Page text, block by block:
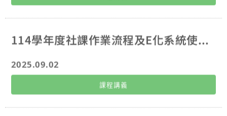
114學年度社課作業流程及E化系統使用簡報
2025.09.02
課程講義